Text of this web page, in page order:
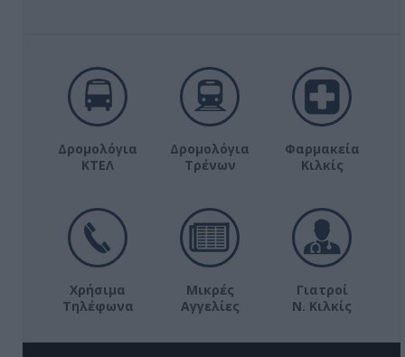
Δρομολόγια
ΚΤΕΛ
Δρομολόγια
Τρένων
Φαρμακεία
Κιλκίς
Χρήσιμα
Τηλέφωνα
Μικρές
Αγγελίες
Γιατροί
Ν. Κιλκίς